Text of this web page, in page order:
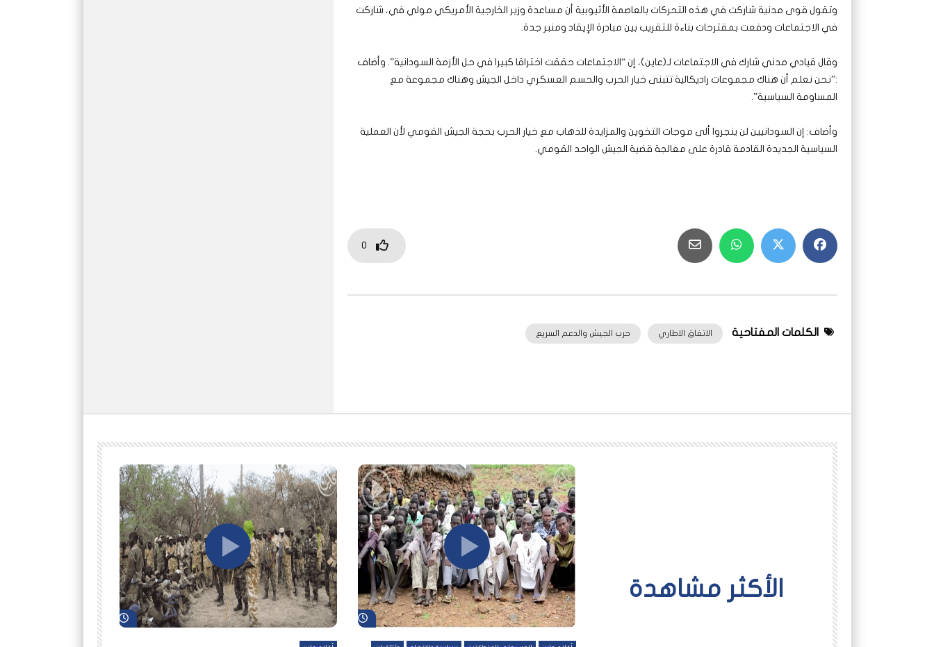
وتقول قوى مدنية شاركت في هذه التحركات بالعاصمة الأثيوبية أن مساعدة وزير الخارجية الأمريكي مولي في، شاركت
في الاجتماعات ودفعت بمقترحات بناءة للتقريب بين مبادرة الإيقاد ومنبر جدة.
وقال قيادي مدني شارك في الاجتماعات لـ(عاين)، إن “الاجتماعات حققت اختراقا كبيرا في حل الأزمة السودانية”. وأضاف
:”نحن نعلم أن هناك مجموعات راديكالية تتبنى خيار الحرب والحسم العسكري داخل الجيش وهناك مجموعة مع
المساومة السياسية”.
وأضاف: إن السودانيين لن ينجروا ألى موجات التخوين والمزايدة للذهاب مع خيار الحرب بحجة الجيش القومي لأن العملية
السياسية الجديدة القادمة قادرة على معالجة قضية الجيش الواحد القومي.
0
الكلمات المفتاحية الاتفاق الاطاري حرب الجيش والدعم السريع
اﻷكثر مشاهدة
شاهد لاحقاً شاهد لاحقاً شاهد لاحقاً